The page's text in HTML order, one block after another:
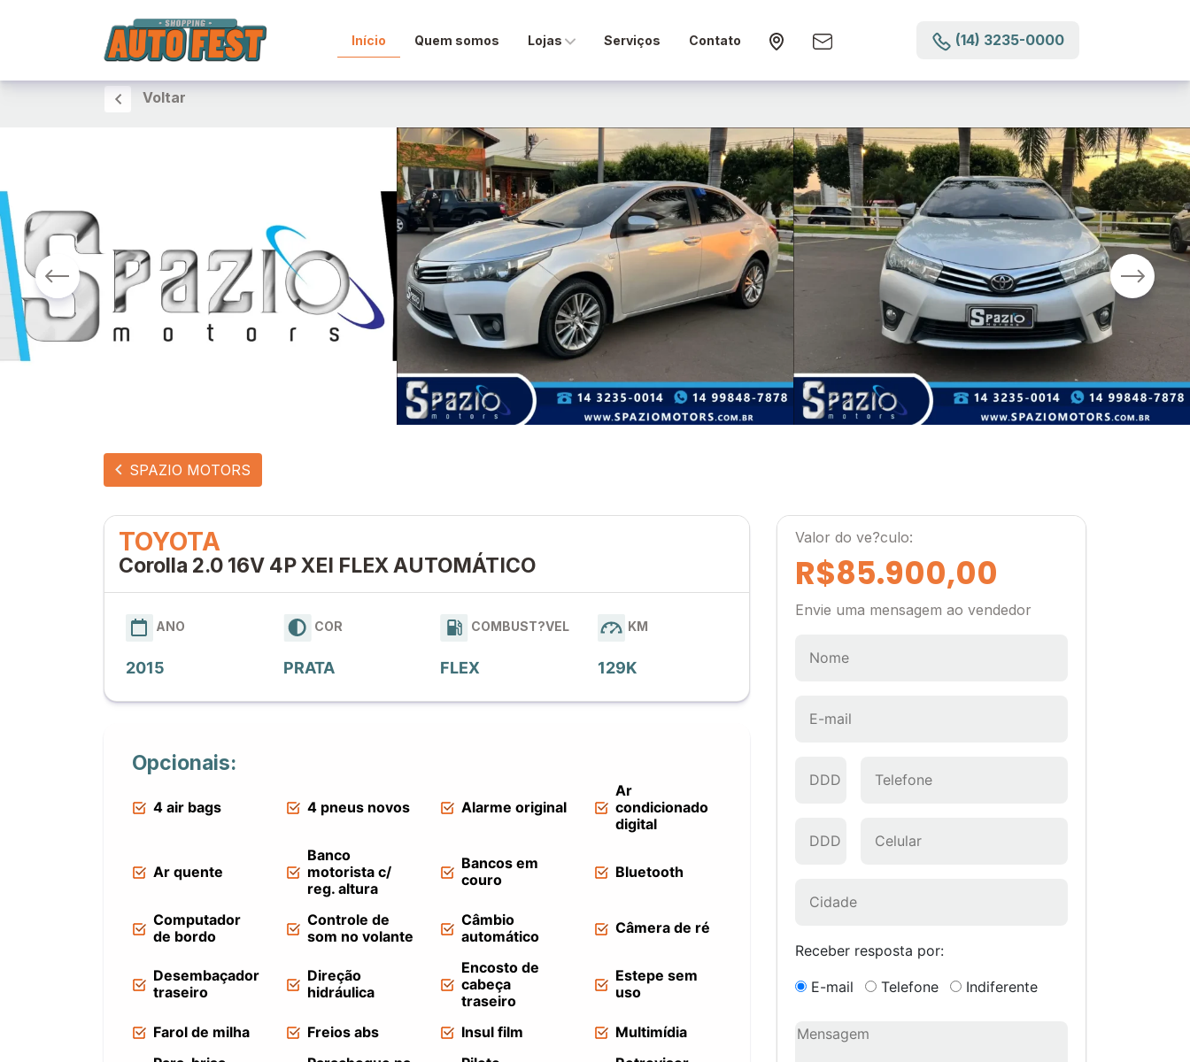
Início Quem somos Lojas Serviços Contato (14) 3235-0000
Voltar
SPAZIO MOTORS
TOYOTA
Corolla 2.0 16V 4P XEI FLEX AUTOMÁTICO
ANO
2015
COR
PRATA
COMBUST?VEL
FLEX
KM
129K
Opcionais:
4 air bags 4 pneus novos Alarme original
Ar
condicionado
digital
Ar quente
Banco
motorista c/
reg. altura
Bancos em
couro
Bluetooth
Computador
de bordo
Controle de
som no volante
Câmbio
automático
Câmera de ré
Desembaçador
traseiro
Direção
hidráulica
Encosto de
cabeça
traseiro
Estepe sem
uso
Farol de milha Freios abs Insul film
Multimídia
Valor do ve?culo:
R$85.900,00
Envie uma mensagem ao vendedor
Receber resposta por:
E-mail Telefone Indiferente